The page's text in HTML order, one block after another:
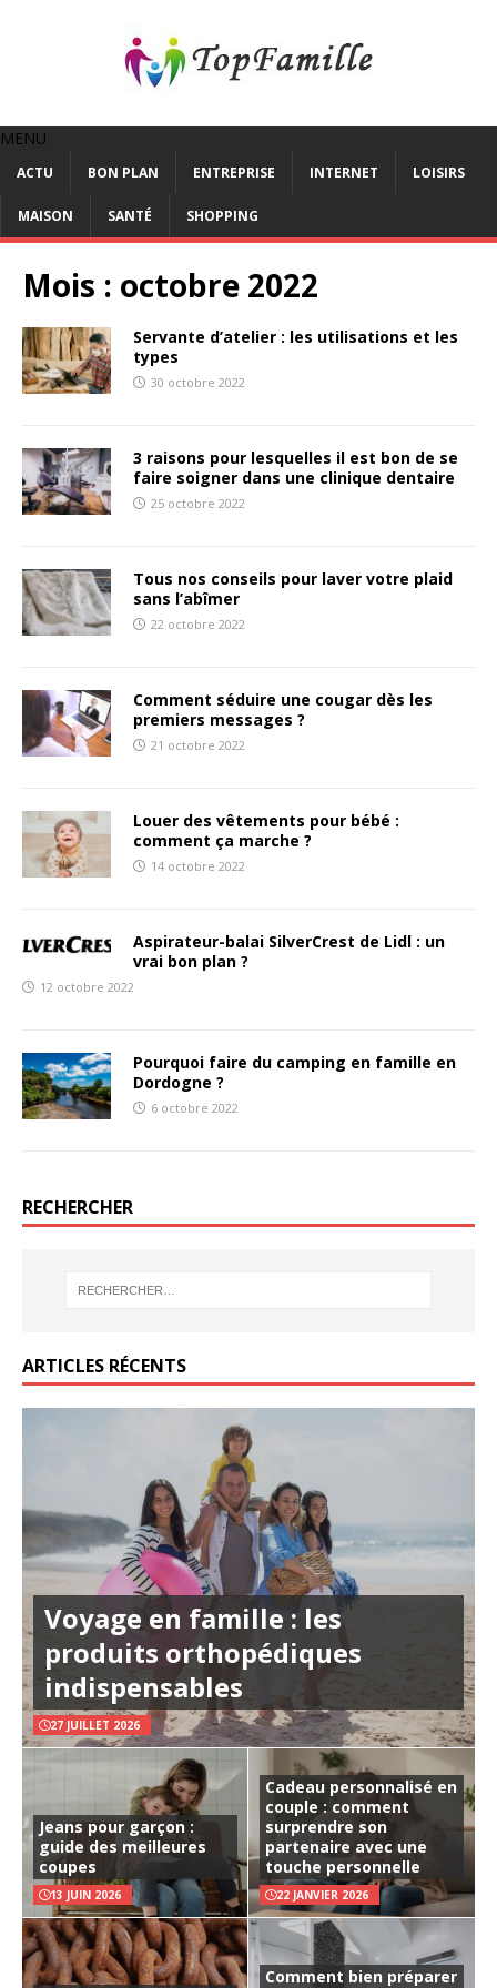
MENU
ACTU BON PLAN ENTREPRISE INTERNET LOISIRS
MAISON SANTÉ SHOPPING
Mois : octobre 2022
Servante d’atelier : les utilisations et les
types
30 octobre 2022
3 raisons pour lesquelles il est bon de se
faire soigner dans une clinique dentaire
25 octobre 2022
Tous nos conseils pour laver votre plaid
sans l’abîmer
22 octobre 2022
Comment séduire une cougar dès les
premiers messages ?
21 octobre 2022
Louer des vêtements pour bébé :
comment ça marche ?
14 octobre 2022
Aspirateur-balai SilverCrest de Lidl : un
vrai bon plan ?
12 octobre 2022
Pourquoi faire du camping en famille en
Dordogne ?
6 octobre 2022
RECHERCHER
ARTICLES RÉCENTS
Voyage en famille : les
produits orthopédiques
indispensables
27 JUILLET 2026
Jeans pour garçon :
guide des meilleures
coupes
13 JUIN 2026
Cadeau personnalisé en
couple : comment
surprendre son
partenaire avec une
touche personnelle
22 JANVIER 2026
Comment bien préparer